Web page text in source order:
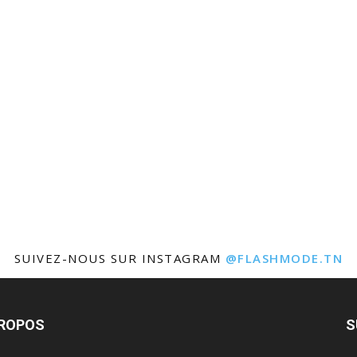
SUIVEZ-NOUS SUR INSTAGRAM @FLASHMODE.TN